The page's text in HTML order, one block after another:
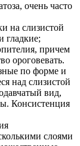
очень часто
на слизистой
гладкие;
причем
ороговевать.
по форме и
над слизистой
вид,
Консистенция
слоями